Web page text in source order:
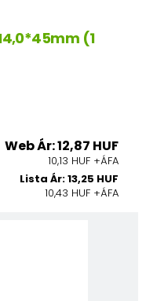
(1
Web Ár: 12,87 HUF
10,13 HUF +ÁFA
Lista Ár: 13,25 HUF
10,43 HUF +ÁFA